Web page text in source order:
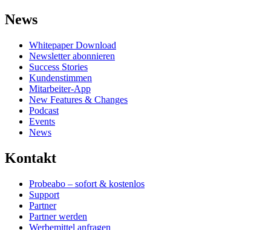
News
Whitepaper Download
Newsletter abonnieren
Success Stories
Kundenstimmen
Mitarbeiter-App
New Features & Changes
Podcast
Events
News
Kontakt
Probeabo – sofort & kostenlos
Support
Partner
Partner werden
Werbemittel anfragen